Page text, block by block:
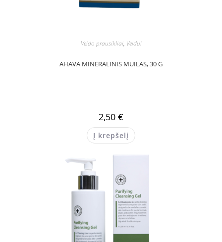
Veido prausikliai, Veidui
AHAVA MINERALINIS MUILAS, 30 G
2,50 €
Į krepšelį